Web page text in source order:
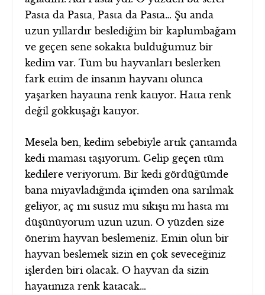
Pasta da Pasta, Pasta da Pasta… Şu anda
uzun yıllardır beslediğim bir kaplumbağam
ve geçen sene sokakta bulduğumuz bir
kedim var. Tüm bu hayvanları beslerken
fark ettim de insanın hayvanı olunca
yaşarken hayatına renk katıyor. Hatta renk
değil gökkuşağı katıyor.
Mesela ben, kedim sebebiyle artık çantamda
kedi maması taşıyorum. Gelip geçen tüm
kedilere veriyorum. Bir kedi gördüğümde
bana miyavladığında içimden ona sarılmak
geliyor, aç mı susuz mu sıkıştı mı hasta mı
düşünüyorum uzun uzun. O yüzden size
önerim hayvan beslemeniz. Emin olun bir
hayvan beslemek sizin en çok seveceğiniz
işlerden biri olacak. O hayvan da sizin
hayatınıza renk katacak…